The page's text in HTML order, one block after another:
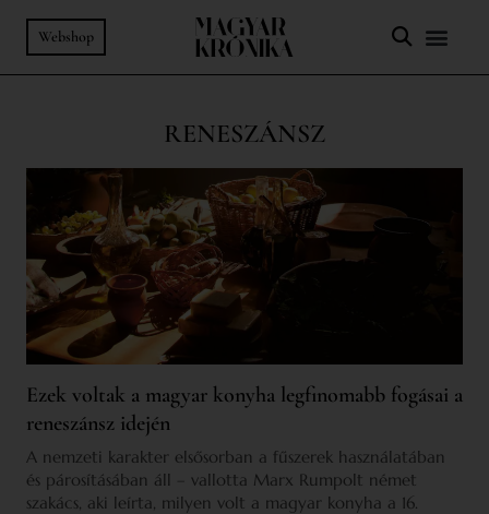
Webshop
RENESZÁNSZ
Ezek voltak a magyar konyha legfinomabb fogásai a
reneszánsz idején
A nemzeti karakter elsősorban a fűszerek használatában
és párosításában áll – vallotta Marx Rumpolt német
szakács, aki leírta, milyen volt a magyar konyha a 16.